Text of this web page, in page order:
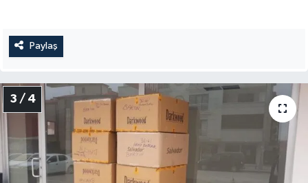
Paylaş
3 / 4